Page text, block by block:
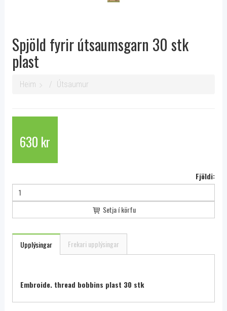
Spjöld fyrir útsaumsgarn 30 stk
plast
Heim Útsaumur
630 kr
Fjöldi:
Setja í körfu
Upplýsingar Frekari upplýsingar
Embroide. thread bobbins plast 30 stk